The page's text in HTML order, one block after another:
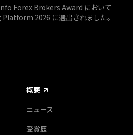
Forex Brokers Award において
2026 に選出されました。
概要
ニュース
受賞歴